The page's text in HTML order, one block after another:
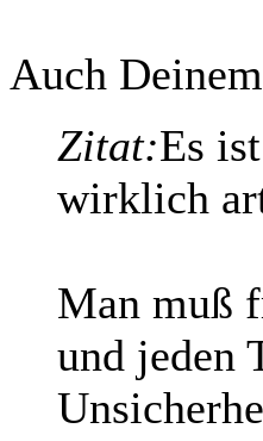
Auch
Zitat:Es
wirklich
Man muß
und jeden